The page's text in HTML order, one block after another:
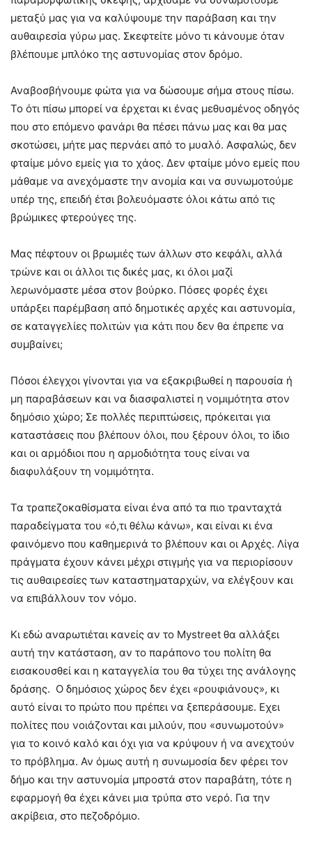
μεταξύ μας για να καλύψουμε την παράβαση και την
αυθαιρεσία γύρω μας. Σκεφτείτε μόνο τι κάνουμε όταν
βλέπουμε μπλόκο της αστυνομίας στον δρόμο.
Αναβοσβήνουμε φώτα για να δώσουμε σήμα στους πίσω.
Το ότι πίσω μπορεί να έρχεται κι ένας μεθυσμένος οδηγός
που στο επόμενο φανάρι θα πέσει πάνω μας και θα μας
σκοτώσει, μήτε μας περνάει από το μυαλό. Ασφαλώς, δεν
φταίμε μόνο εμείς για το χάος. Δεν φταίμε μόνο εμείς που
μάθαμε να ανεχόμαστε την ανομία και να συνωμοτούμε
υπέρ της, επειδή έτσι βολευόμαστε όλοι κάτω από τις
βρώμικες φτερούγες της.
Μας πέφτουν οι βρωμιές των άλλων στο κεφάλι, αλλά
τρώνε και οι άλλοι τις δικές μας, κι όλοι μαζί
λερωνόμαστε μέσα στον βούρκο. Πόσες φορές έχει
υπάρξει παρέμβαση από δημοτικές αρχές και αστυνομία,
σε καταγγελίες πολιτών για κάτι που δεν θα έπρεπε να
συμβαίνει;
Πόσοι έλεγχοι γίνονται για να εξακριβωθεί η παρουσία ή
μη παραβάσεων και να διασφαλιστεί η νομιμότητα στον
δημόσιο χώρο; Σε πολλές περιπτώσεις, πρόκειται για
καταστάσεις που βλέπουν όλοι, που ξέρουν όλοι, το ίδιο
και οι αρμόδιοι που η αρμοδιότητα τους είναι να
διαφυλάξουν τη νομιμότητα.
Τα τραπεζοκαθίσματα είναι ένα από τα πιο τρανταχτά
παραδείγματα του «ό,τι θέλω κάνω», και είναι κι ένα
φαινόμενο που καθημερινά το βλέπουν και οι Αρχές. Λίγα
πράγματα έχουν κάνει μέχρι στιγμής για να περιορίσουν
τις αυθαιρεσίες των καταστηματαρχών, να ελέγξουν και
να επιβάλλουν τον νόμο.
Κι εδώ αναρωτιέται κανείς αν το Mystreet θα αλλάξει
αυτή την κατάσταση, αν το παράπονο του πολίτη θα
εισακουσθεί και η καταγγελία του θα τύχει της ανάλογης
δράσης. Ο δημόσιος χώρος δεν έχει «ρουφιάνους», κι
αυτό είναι το πρώτο που πρέπει να ξεπεράσουμε. Εχει
πολίτες που νοιάζονται και μιλούν, που «συνωμοτούν»
για το κοινό καλό και όχι για να κρύψουν ή να ανεχτούν
το πρόβλημα. Αν όμως αυτή η συνωμοσία δεν φέρει τον
δήμο και την αστυνομία μπροστά στον παραβάτη, τότε η
εφαρμογή θα έχει κάνει μια τρύπα στο νερό. Για την
ακρίβεια, στο πεζοδρόμιο.